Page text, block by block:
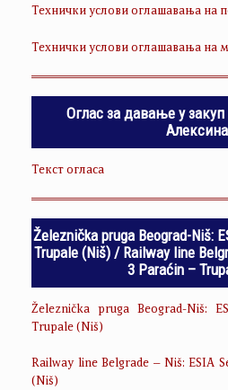
Технички услови оглашавања на
Технички услови оглашавања на
Оглас за давање у
Текст огласа
Železnička pruga Beograd-Niš:
Trupale (Niš) / Railway line
3 Paraćin –
Železnička pruga Beograd-Niš:
Trupale (Niš)
Railway line Belgrade – Niš: ESIA
(Niš)